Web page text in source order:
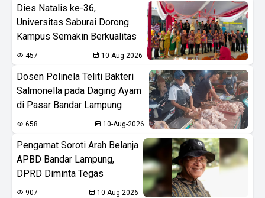
Dies Natalis ke-36,
Universitas Saburai Dorong
Kampus Semakin Berkualitas
457 10-Aug-2026
Dosen Polinela Teliti Bakteri
Salmonella pada Daging Ayam
di Pasar Bandar Lampung
658 10-Aug-2026
Pengamat Soroti Arah Belanja
APBD Bandar Lampung,
DPRD Diminta Tegas
907 10-Aug-2026